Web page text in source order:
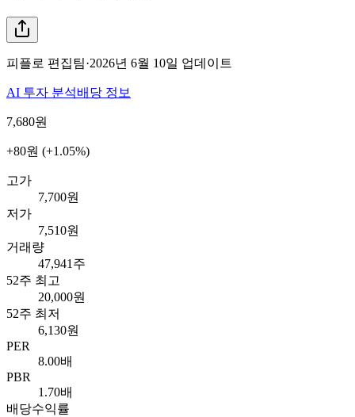
피플로 편집팀·2026년 6월 10일 업데이트
AI 투자 분석배당 정보
7,680원
+80원 (+1.05%)
고가
7,700원
저가
7,510원
거래량
47,941주
52주 최고
20,000원
52주 최저
6,130원
PER
8.00배
PBR
1.70배
배당수익률